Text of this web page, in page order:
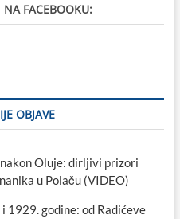
NA FACEBOOKU:
OBJAVE
Oluje: dirljivi prizori
u Polaču (VIDEO)
1929. godine: od Radićeve